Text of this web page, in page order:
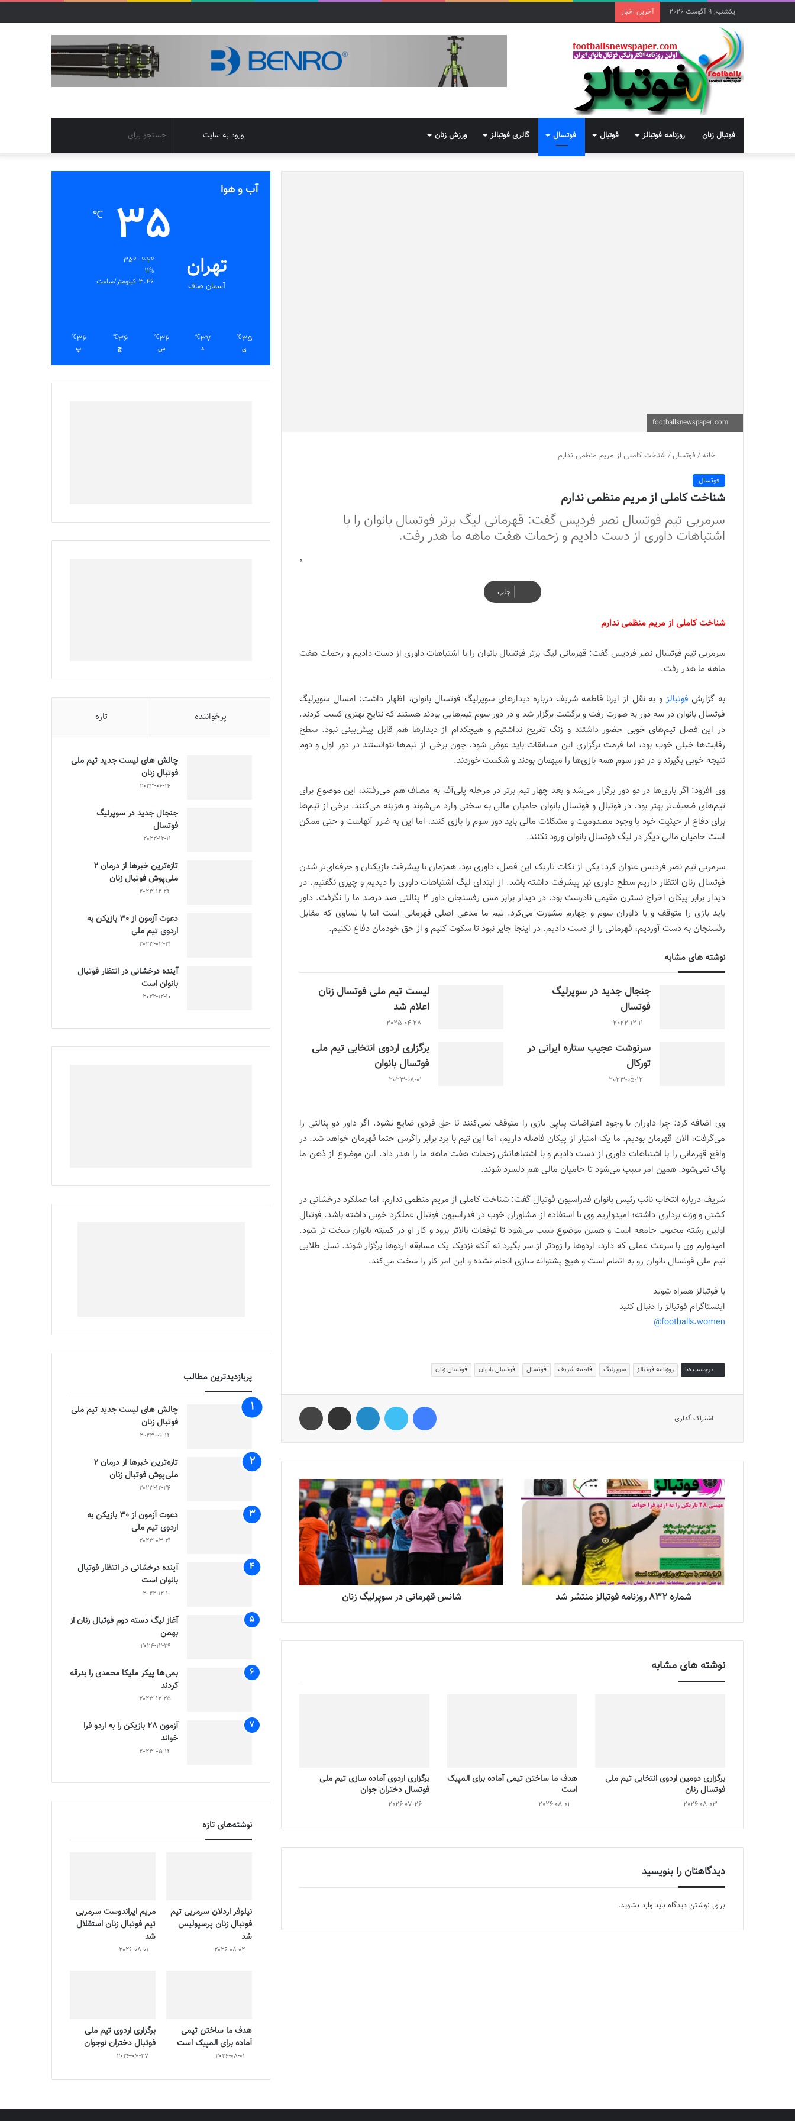
یکشنبه, 9 آگوست 2026 آخرین اخبار
فوتبال زنان روزنامه فوتبالز فوتبال فوتسال گالری فوتبالز ورزش زنان
برای
تغییر
پوسته
ورود به سایت
خانه/ فوتسال/شناخت کاملی از مریم منظمی ندارم
فوتسال
شناخت کاملی از مریم منظمی ندارم
سرمربی تیم فوتسال نصر فردیس گفت: قهرمانی لیگ برتر فوتسال بانوان را با
اشتباهات داوری از دست دادیم و زحمات هفت ماهه ما هدر رفت.
0
چاپ
شناخت کاملی از مریم منظمی ندارم
سرمربی تیم فوتسال نصر فردیس گفت: قهرمانی لیگ برتر فوتسال بانوان را با اشتباهات داوری از دست دادیم و زحمات هفت
ماهه ما هدر رفت.
به گزارش فوتبالز و به نقل از ایرنا فاطمه شریف درباره دیدارهای سوپرلیگ فوتسال بانوان، اظهار داشت: امسال سوپرلیگ
فوتسال بانوان در سه دور به صورت رفت و برگشت برگزار شد و در دور سوم تیم‌هایی بودند هستند که نتایج بهتری کسب کردند.
در این فصل تیم‌های خوبی حضور داشتند و زنگ تفریح نداشتیم و هیچکدام از دیدارها هم قابل پیش‌بینی نبود. سطح
رقابت‌ها خیلی خوب بود، اما فرمت برگزاری این مسابقات باید عوض شود. چون برخی از تیم‌ها نتوانستند در دور اول و دوم
نتیجه خوبی بگیرند و در دور سوم همه بازی‌ها را میهمان بودند و شکست خوردند.
وی افزود: اگر بازی‌ها در دو دور برگزار می‌شد و بعد چهار تیم برتر در مرحله پلی‌آف به مصاف هم می‌رفتند، این موضوع برای
تیم‌های ضعیف‌تر بهتر بود. در فوتبال و فوتسال بانوان حامیان مالی به سختی وارد می‌شوند و هزینه می‌کنند. برخی از تیم‌ها
برای دفاع از حیثیت خود با وجود مصدومیت و مشکلات مالی باید دور سوم را بازی کنند، اما این به ضرر آنهاست و حتی ممکن
است حامیان مالی دیگر در لیگ فوتسال بانوان ورود نکنند.
سرمربی تیم نصر فردیس عنوان کرد: یکی از نکات تاریک این فصل، داوری بود. همزمان با پیشرفت بازیکنان و حرفه‌ای‌تر شدن
فوتسال زنان انتظار داریم سطح داوری نیز پیشرفت داشته باشد. از ابتدای لیگ اشتباهات داوری را دیدیم و چیزی نگفتیم. در
دیدار برابر پیکان اخراج نسترن مقیمی نادرست بود. در دیدار برابر مس رفسنجان داور ۲ پنالتی صد درصد ما را نگرفت. داور
باید بازی را متوقف و با داوران سوم و چهارم مشورت می‌کرد. تیم ما مدعی اصلی قهرمانی است اما با تساوی که مقابل
رفسنجان به دست آوردیم، قهرمانی را از دست دادیم. در اینجا جایز نبود تا سکوت کنیم و از حق خودمان دفاع نکنیم.
نوشته های مشابه
جنجال جدید در سوپرلیگ
فوتسال
2022-12-11
لیست تیم ملی فوتسال زنان
اعلام شد
2025-04-28
سرنوشت عجیب ستاره ایرانی در
تورکال
2023-05-12
برگزاری اردوی انتخابی تیم ملی
فوتسال بانوان
2023-08-01
وی اضافه کرد: چرا داوران با وجود اعتراضات پیاپی بازی را متوقف نمی‌کنند تا حق فردی ضایع نشود. اگر داور دو پنالتی را
می‌گرفت، الان قهرمان بودیم. ما یک امتیاز از پیکان فاصله داریم، اما این تیم با برد برابر زاگرس حتما قهرمان خواهد شد. در
واقع قهرمانی را با اشتباهات داوری از دست دادیم و با اشتباهاتش زحمات هفت ماهه ما را هدر داد. این موضوع از ذهن ما
پاک نمی‌شود. همین امر سبب می‌شود تا حامیان مالی هم دلسرد شوند.
شریف درباره انتخاب نائب رئیس بانوان فدراسیون فوتبال گفت: شناخت کاملی از مریم منظمی ندارم، اما عملکرد درخشانی در
کشتی و وزنه برداری داشته؛ امیدواریم وی با استفاده از مشاوران خوب در فدراسیون فوتبال عملکرد خوبی داشته باشد. فوتبال
اولین رشته محبوب جامعه است و همین موضوع سبب می‌شود تا توقعات بالاتر برود و کار او در کمیته بانوان سخت تر شود.
امیدوارم وی با سرعت عملی که دارد، اردوها را زودتر از سر بگیرد نه آنکه نزدیک یک مسابقه اردوها برگزار شوند. نسل طلایی
تیم ملی فوتسال بانوان رو به اتمام است و هیچ پشتوانه سازی انجام نشده و این امر کار را سخت می‌کند.
با فوتبالز همراه شوید
اینستاگرام فوتبالز را دنبال کنید
footballs.women@
برچسب ها روزنامه فوتبالز سوپرلیگ فاطمه شریف فوتسال فوتسال بانوان فوتسال زنان
اشتراک گذاری
شماره 832 روزنامه فوتبالز منتشر شد شانس قهرمانی در سوپرلیگ زنان
نوشته های مشابه
برگزاری دومین اردوی انتخابی تیم ملی
فوتسال زنان
2026-08-03
هدف ما ساختن تیمی آماده برای المپیک
است
2026-08-01
برگزاری اردوی آماده سازی تیم ملی
فوتسال دختران جوان
2026-07-26
دیدگاهتان را بنویسید
برای نوشتن دیدگاه باید وارد بشوید.
آب و هوا
تهران
آسمان صاف
35
℃
35º - 32º
11%
3.46 کیلومتر/ساعت
35
℃
ی
37
℃
د
36
℃
س
36
℃
چ
36
℃
پ
پرخواننده تازه
چالش هاى ليست جدید تيم ملى
فوتبال زنان
2023-06-14
جنجال جدید در سوپرلیگ
فوتسال
2022-12-11
تازه‌ترین خبرها از درمان ۲
ملی‌پوش فوتبال زنان
2023-12-24
دعوت آزمون از 30 بازیکن به
اردوی تیم ملی
2023-03-21
آینده درخشانی در انتظار فوتبال
بانوان است
2022-12-10
پربازدیدترین مطالب
چالش هاى ليست جدید تيم ملى
فوتبال زنان
2023-06-14
تازه‌ترین خبرها از درمان ۲
ملی‌پوش فوتبال زنان
2023-12-24
دعوت آزمون از 30 بازیکن به
اردوی تیم ملی
2023-03-21
آینده درخشانی در انتظار فوتبال
بانوان است
2022-12-10
آغاز لیگ دسته دوم فوتبال زنان از
بهمن
2024-12-29
بمی‌ها پیکر ملیکا محمدی را بدرقه
کردند
2023-12-25
آزمون 28 بازیکن را به اردو فرا
خواند
2023-05-14
نوشته‌های تازه
نیلوفر اردلان سرمربی تیم
فوتبال زنان پرسپولیس
شد
2026-08-02
مریم ایراندوست سرمربی
تیم فوتبال زنان استقلال
شد
2026-08-01
هدف ما ساختن تیمی
آماده برای المپیک است
2026-08-01
برگزاری اردوی تیم ملی
فوتبال دختران نوجوان
2026-07-27